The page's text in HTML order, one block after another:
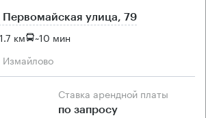
улица, 79
км ~10 мин
Измайлово
Ставка арендной платы
по запросу